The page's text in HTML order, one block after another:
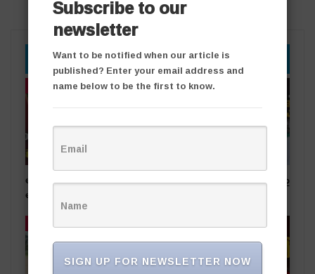
YOU MIGHT ALSO LIKE
తాజా వార్తలు
అధికార పార్టీ స‌ర్పంచ్‌పై…
అంగ‌న్‌వాడీల ఫిర్యాదు
తాజా వార్తలు
సీసీ రోడ్ల వివాదం.. స‌ర్పంచ్ భ‌ర్త‌పై
Subscribe to our
newsletter
Want to be notified when our article is
published? Enter your email address and
name below to be the first to know.
SIGN UP FOR NEWSLETTER NOW